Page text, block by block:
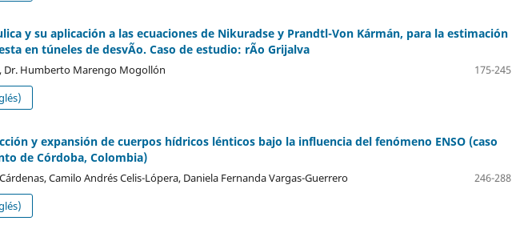
y su aplicación a las ecuaciones de Nikuradse y Prandtl-Von Kármán, para la estimación
en túneles de desvÃ­o. Caso de estudio: rÃ­o Grijalva
Dr. Humberto Marengo Mogollón
175-245
y expansión de cuerpos hídricos lénticos bajo la influencia del fenómeno ENSO (caso
de Córdoba, Colombia)
Camilo Andrés Celis-Lópera, Daniela Fernanda Vargas-Guerrero
246-288